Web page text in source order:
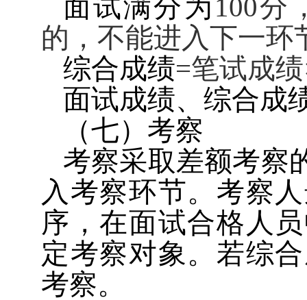
面试满分为100分
的，不能进入下一环
综合成绩=笔试成绩
面试成绩、综合成
（七）考察
考察采取差额考察
入考察环节。考察
序，在面试合格人
定考察对象。若综
考察。